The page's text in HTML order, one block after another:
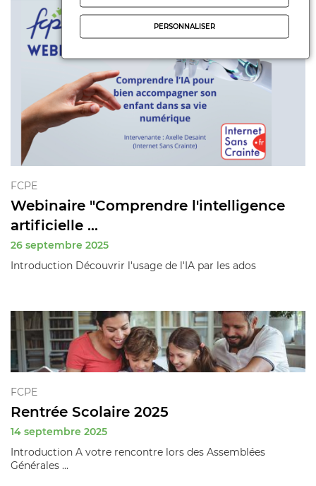
FCPE
Webinaire "Comprendre l'intelligence
artificielle ...
26 septembre 2025
Introduction Découvrir l'usage de l'IA par les ados
FCPE
Rentrée Scolaire 2025
14 septembre 2025
Introduction A votre rencontre lors des Assemblées
Générales ...
PERSONNALISER